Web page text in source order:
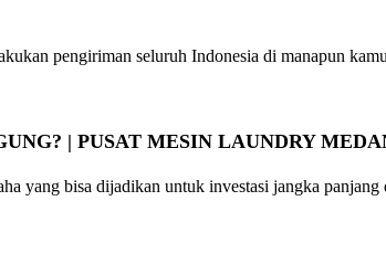
pengiriman seluruh Indonesia di manapun
| PUSAT MESIN LAUNDRY
yang bisa dijadikan untuk investasi jangka panjang